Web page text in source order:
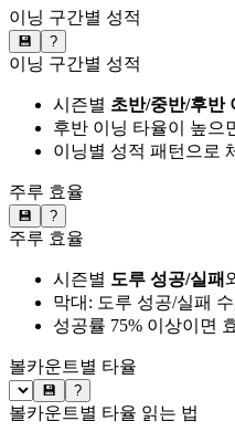
이닝 구간별 성적
💾 ?
이닝 구간별 성적
시즌별 초반/중반/후반
후반 이닝 타율이 높으
이닝별 성적 패턴으로
주루 효율
💾 ?
주루 효율
시즌별 도루 성공/실패
막대: 도루 성공/실패
성공률 75% 이상이면
볼카운트별 타율
💾 ?
볼카운트별 타율 읽는 법